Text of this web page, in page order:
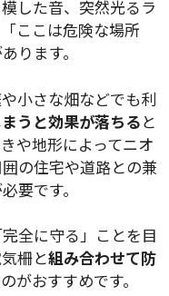
した音、突然光るラ
ここは危険な場所
ります。
小さな畑などでも利
うと効果が落ちると
や地形によってニオ
の住宅や道路との兼
要です。
全に守る」ことを目
柵と組み合わせて防
がおすすめです。